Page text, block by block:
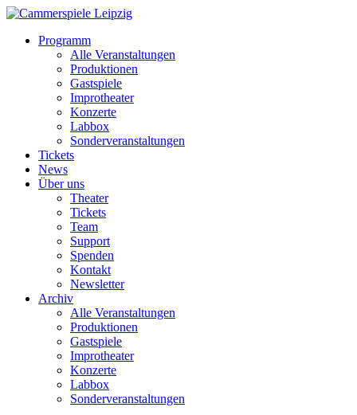
Programm
Alle Veranstaltungen
Produktionen
Gastspiele
Improtheater
Konzerte
Labbox
Sonderveranstaltungen
Tickets
News
Über uns
Theater
Tickets
Team
Support
Spenden
Kontakt
Newsletter
Archiv
Alle Veranstaltungen
Produktionen
Gastspiele
Improtheater
Konzerte
Labbox
Sonderveranstaltungen